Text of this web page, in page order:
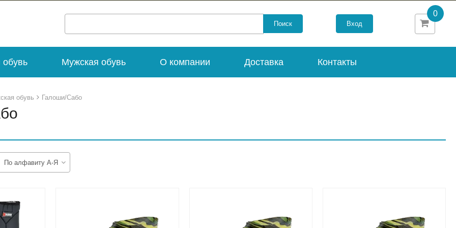
Вход
0
Мужская обувь О компании Доставка Контакты
обувь Галоши/Сабо
По алфавиту А-Я